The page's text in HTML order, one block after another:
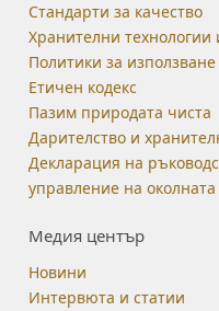
Стандарти за качество
Хранителни
Политики за
Етичен кодекс
Пазим природата чиста
Дарителство и
Декларация на
управление на околната
Медия център
Новини
Интервюта и статии